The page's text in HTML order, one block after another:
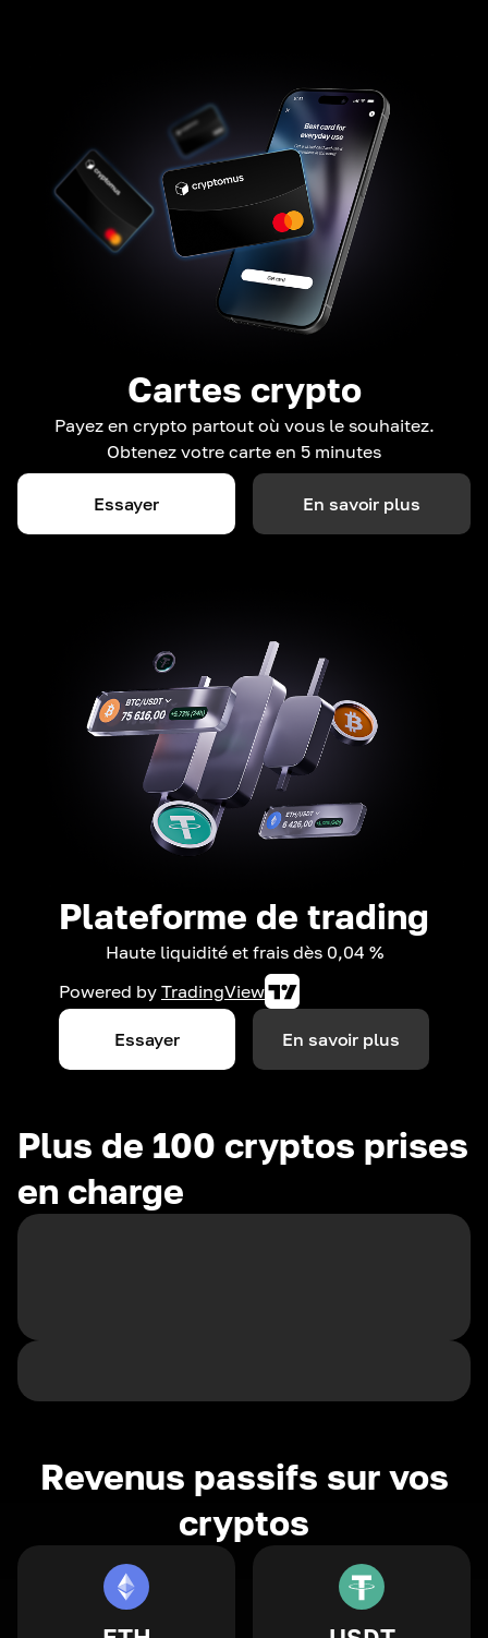
Cartes crypto
Payez en crypto partout où vous le souhaitez.
Obtenez votre carte en 5 minutes
Essayer En savoir plus
Plateforme de trading
Haute liquidité et frais dès 0,04 %
Powered by TradingView
Essayer En savoir plus
Plus de 100 cryptos prises
en charge
Revenus passifs sur vos
cryptos